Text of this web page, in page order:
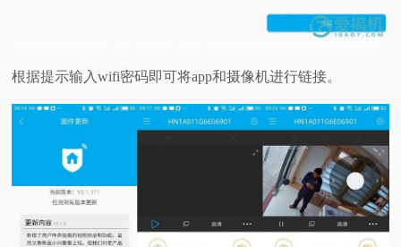
根据提示输入wifi密码即可将app和摄像机进行链接。